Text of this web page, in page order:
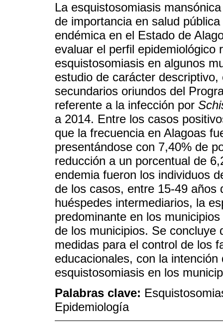
La esquistosomiasis
de importancia en salud
endémica en el Estado de
evaluar el perfil epidemiológico
esquistosomiasis en algunos
estudio de carácter
secundarios oriundos del
referente a la infección por
a 2014. Entre los casos
que la frecuencia en Alagoas
presentándose con 7,40% de
reducción a un porcentual de
endemia fueron los individuos
de los casos, entre 15-49 años
huéspedes intermediarios, la
predominante en los
de los municipios. Se concluye
medidas para el control de los
educacionales, con la
esquistosomiasis en los
Palabras clave:
Epidemiología